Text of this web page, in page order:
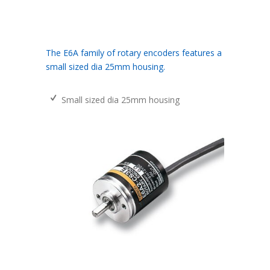
The E6A family of rotary encoders features a
small sized dia 25mm housing.
Small sized dia 25mm housing